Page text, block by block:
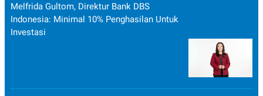
Melfrida Gultom, Direktur Bank DBS
Indonesia: Minimal 10% Penghasilan Untuk
Investasi